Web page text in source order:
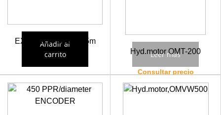
EXPONER CABLE 5m
MOTOMIT
Añadir al
carrito
Hyd.motor OMT-200
Consultar precio
Leer más